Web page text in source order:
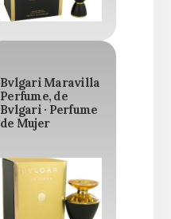
Bvlgari Maravilla
Perfume, de
Bvlgari · Perfume
de Mujer